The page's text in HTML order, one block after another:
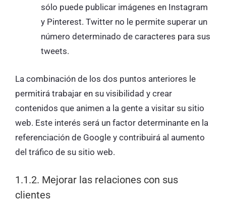
sólo puede publicar imágenes en Instagram
y Pinterest. Twitter no le permite superar un
número determinado de caracteres para sus
tweets.
La combinación de los dos puntos anteriores le
permitirá trabajar en su visibilidad y crear
contenidos que animen a la gente a visitar su sitio
web. Este interés será un factor determinante en la
referenciación de Google y contribuirá al aumento
del tráfico de su sitio web.
1.1.2. Mejorar las relaciones con sus
clientes